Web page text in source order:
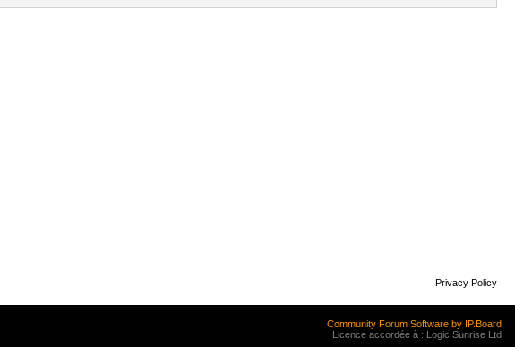
Privacy Policy
Community Forum Software by IP.Board
Licence accordée à : Logic Sunrise Ltd